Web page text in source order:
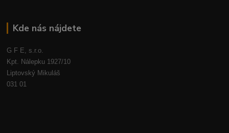
Kde nás nájdete
G F E, s.r.o.
Kpt. Nálepku 1927/10
Liptovský Mikuláš
031 01